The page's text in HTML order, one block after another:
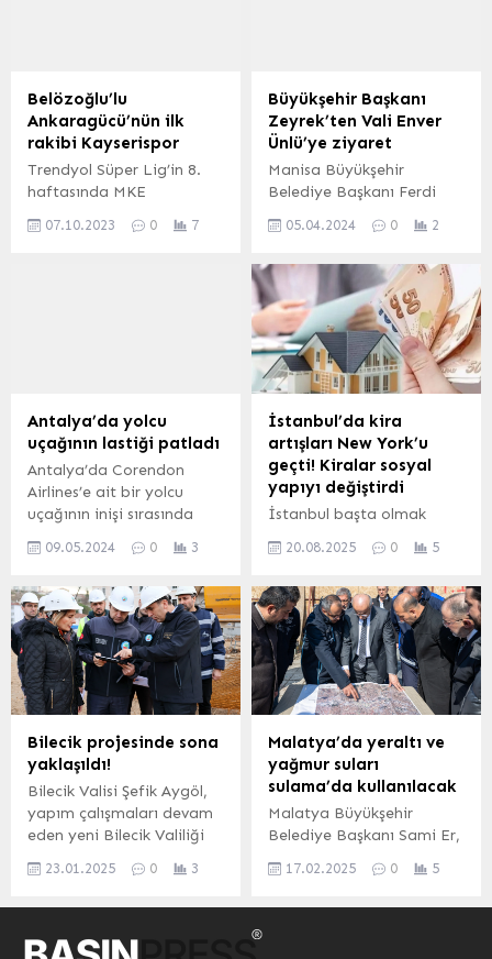
Belözoğlu’lu
Ankaragücü’nün ilk
rakibi Kayserispor
Trendyol Süper Lig’in 8.
haftasında MKE
Mondihome Kayserispor’u
başlayacak mücadelede
sarı lacivertlilerin yeni
teknik direktörü Emre
Belözoğlu, başkent
ekibinin başında maça
çıkacak. Karşılaşmada
hakem Mert Güzenge
Güzenge’nin...
07.10.2023 0 7
Büyükşehir Başkanı
Zeyrek’ten Vali Enver
Ünlü’ye ziyaret
Manisa Büyükşehir
Belediye Başkanı Ferdi
Seçimleri’nin ardından
Belediye Başkanlığı
koltuğuna oturmasının
ardından ilk ziyaretini
şehrin Valisi Enver Ünlü’ye
gerçekleştirdi. Manisa
Valisi Enver Ünlü, Manisa
Büyükşehir Belediye
Başkanı Ferdi Zeyrek’i
tebrik ederek, başarılar
diledi. MANİSA (İFGA) –
31 Mart tarihinde yapılan
yerel seçimlerin ardından
vatandaşların büyük...
05.04.2024 0 2
Antalya’da yolcu
uçağının lastiği patladı
Antalya’da Corendon
Airlines’e ait bir yolcu
uçağının inişi sırasında
2024, 14:40 yayınlandı
lastiği patladı Corendon
Airlines Köln-Gazipaşa
uçuşunu yapan yolcu
uçağının piste inişi
sırasında müteakip lastiği
patladı; ön dikmesi hasar
aldı....
09.05.2024 0 3
İstanbul’da kira
artışları New York’u
geçti! Kiralar sosyal
yapıyı değiştirdi
İstanbul başta olmak
artan kira fiyatlarının ve
dönüşmesinin, orta ve alt
gelir gruplarını kent
merkezlerinden dışlayarak
paylaşımlı ev sistemini
zorunlu hale getirdi.
İSTANBUL (İGFA) –
Sosyolog Dr. Berat Dağ,
İstanbul’daki kira
artışlarının New York’u
paylaşımlı evlere
yönelimin ekonomik ve
sosyolojik dönüşüm
20.08.2025 0 5
Bilecik projesinde sona
yaklaşıldı!
Bilecik Valisi Şefik Aygöl,
yapım çalışmaları devam
eden yeni Bilecik Valiliği
binalarında incelemelerde
23.01.2025 0 3
Malatya’da yeraltı ve
yağmur suları
sulama’da kullanılacak
Malatya Büyükşehir
Belediye Başkanı Sami Er,
sularını sulama amaçlı
17.02.2025 0 5